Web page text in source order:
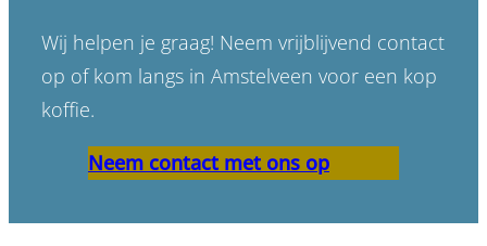
Wij helpen je graag! Neem vrijblijvend contact
op of kom langs in Amstelveen voor een kop
koffie.
Neem contact met ons op